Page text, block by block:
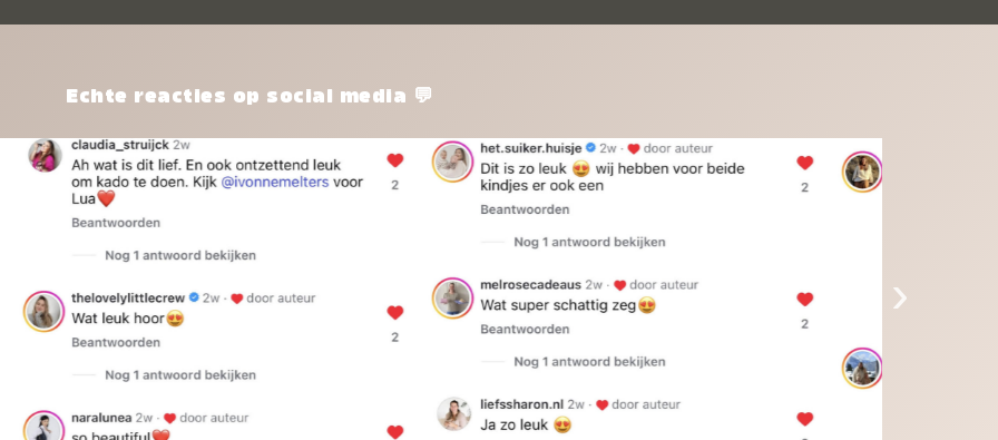
twijfelen gewoon doen, het is het waard.
Echte reacties op social media 💬
›